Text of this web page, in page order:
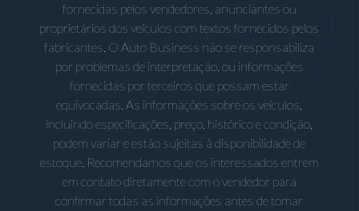
fornecidas pelos vendedores, anunciantes ou
proprietários dos veículos com textos fornecidos pelos
fabricantes. O Auto Business não se responsabiliza
por problemas de interpretação, ou informações
fornecidas por terceiros que possam estar
equivocadas. As informações sobre os veículos,
incluindo especificações, preço, histórico e condição,
podem variar e estão sujeitas à disponibilidade de
estoque. Recomendamos que os interessados entrem
em contato diretamente com o vendedor para
confirmar todas as informações antes de tomar